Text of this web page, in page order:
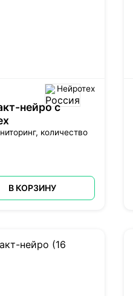
Нейротех
нейро с
количество
В КОРЗИНУ